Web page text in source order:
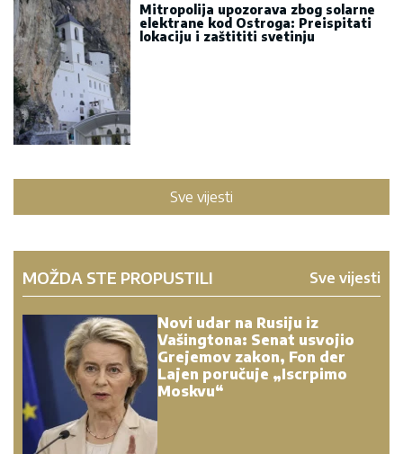
Mitropolija upozorava zbog solarne
elektrane kod Ostroga: Preispitati
lokaciju i zaštititi svetinju
Sve vijesti
MOŽDA STE PROPUSTILI Sve vijesti
Novi udar na Rusiju iz
Vašingtona: Senat usvojio
Grejemov zakon, Fon der
Lajen poručuje „Iscrpimo
Moskvu“